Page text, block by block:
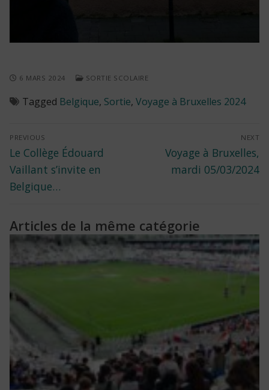
6 MARS 2024 SORTIE SCOLAIRE
Tagged Belgique, Sortie, Voyage à Bruxelles 2024
Navigation
de
l’article
PREVIOUS
Previous
post:
Le Collège Édouard
Vaillant s’invite en
Belgique…
NEXT
Next
post:
Voyage à Bruxelles,
mardi 05/03/2024
Articles de la même catégorie